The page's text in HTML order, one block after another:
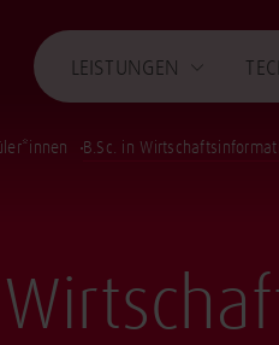
LEISTUNGEN
B.Sc. in